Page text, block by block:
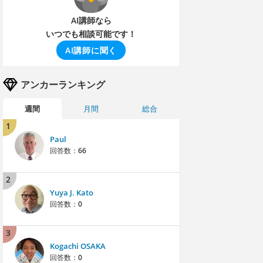
AI講師なら
いつでも相談可能です！
AI講師に聞く
アンカーランキング
週間 月間 総合
1
Paul
回答数： 66
2
Yuya J. Kato
回答数： 0
3
Kogachi OSAKA
回答数： 0